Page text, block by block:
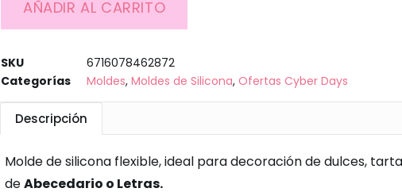
AÑADIR AL CARRITO
SKU
6716078462872
Categorías
Moldes, Moldes de Silicona, Ofertas Cyber Days
Descripción
Molde de silicona flexible, ideal para decoración de dulces,
deAbecedario o Letras.